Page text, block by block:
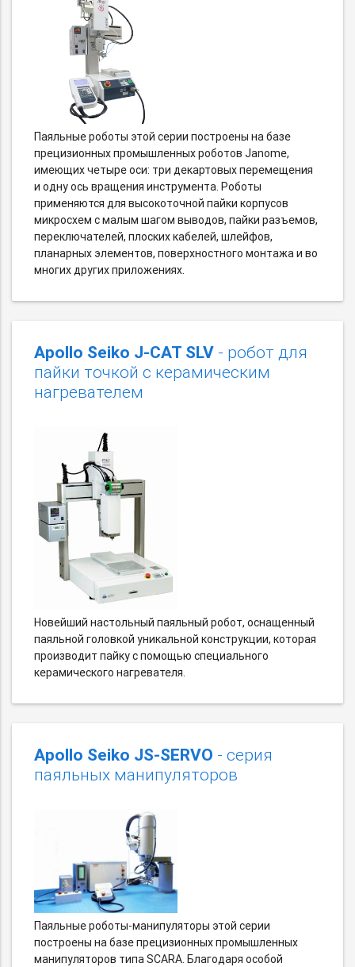
Паяльные роботы этой серии построены на базе
прецизионных промышленных роботов Janome,
имеющих четыре оси: три декартовых перемещения
и одну ось вращения инструмента. Роботы
применяются для высокоточной пайки корпусов
микросхем с малым шагом выводов, пайки разъемов,
переключателей, плоских кабелей, шлейфов,
планарных элементов, поверхностного монтажа и во
многих других приложениях.
Apollo Seiko J-CAT SLV - робот для
пайки точкой с керамическим
нагревателем
Новейший настольный паяльный робот, оснащенный
паяльной головкой уникальной конструкции, которая
производит пайку с помощью специального
керамического нагревателя.
Apollo Seiko JS-SERVO - серия
паяльных манипуляторов
Паяльные роботы-манипуляторы этой серии
построены на базе прецизионных промышленных
манипуляторов типа SCARA. Благодаря особой